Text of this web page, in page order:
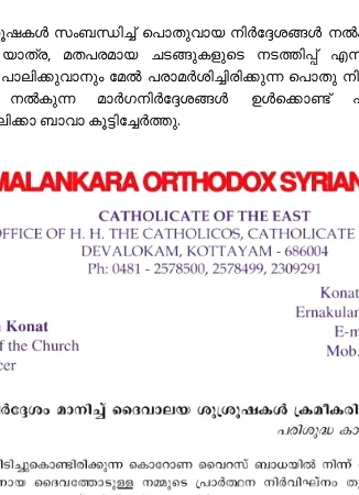
സംബന്ധിച്ച് പൊതുവായ നിര്‍ദ്ദേശങ്ങള്‍
മതപരമായ ചടങ്ങുകളുടെ നടത്തിപ്പ്
മേല്‍ പരാമര്‍ശിച്ചിരിക്കുന്ന പൊതു
നല്‍കുന്ന മാര്‍ഗനിര്‍ദ്ദേശങ്ങള്‍ ഉള്‍ക്കൊണ്ട്
ബാവാ കൂട്ടിച്ചേര്‍ത്തു.